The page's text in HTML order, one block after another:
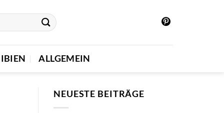
ALLGEMEIN
NEUESTE BEITRÄGE